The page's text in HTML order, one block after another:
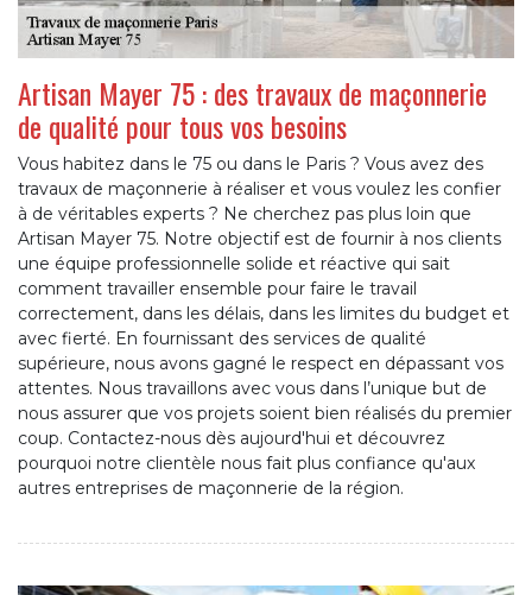
Artisan Mayer 75 : des travaux de maçonnerie
de qualité pour tous vos besoins
Vous habitez dans le 75 ou dans le Paris ? Vous avez des
travaux de maçonnerie à réaliser et vous voulez les confier
à de véritables experts ? Ne cherchez pas plus loin que
Artisan Mayer 75. Notre objectif est de fournir à nos clients
une équipe professionnelle solide et réactive qui sait
comment travailler ensemble pour faire le travail
correctement, dans les délais, dans les limites du budget et
avec fierté. En fournissant des services de qualité
supérieure, nous avons gagné le respect en dépassant vos
attentes. Nous travaillons avec vous dans l’unique but de
nous assurer que vos projets soient bien réalisés du premier
coup. Contactez-nous dès aujourd'hui et découvrez
pourquoi notre clientèle nous fait plus confiance qu'aux
autres entreprises de maçonnerie de la région.